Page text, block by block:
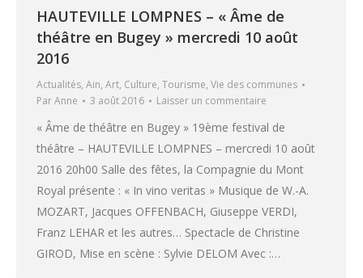
HAUTEVILLE LOMPNES – « Âme de
théâtre en Bugey » mercredi 10 août
2016
Actualités, Ain, Art, Culture, Tourisme, Vie des communes
ParAnne 3 août 2016 Laisser un commentaire
« Âme de théâtre en Bugey » 19ème festival de
théâtre – HAUTEVILLE LOMPNES – mercredi 10 août
2016 20h00 Salle des fêtes, la Compagnie du Mont
Royal présente : « In vino veritas » Musique de W.-A.
MOZART, Jacques OFFENBACH, Giuseppe VERDI,
Franz LEHAR et les autres… Spectacle de Christine
GIROD, Mise en scène : Sylvie DELOM Avec :…